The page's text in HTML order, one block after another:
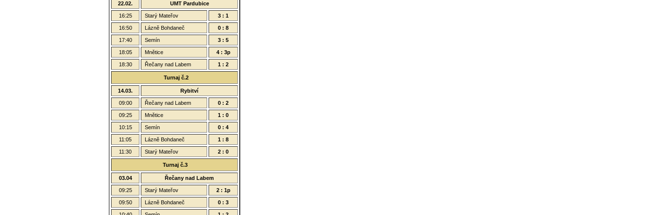
22.02. UMT Pardubice
16:25 Starý Mateřov 3 : 1
16:50 Lázně Bohdaneč 0 : 8
17:40 Semín 3 : 5
18:05 Mnětice 4 : 3p
18:30 Řečany nad Labem 1 : 2
Turnaj č.2
14.03. Rybitví
09:00 Řečany nad Labem 0 : 2
09:25 Mnětice 1 : 0
10:15 Semín 0 : 4
11:05 Lázně Bohdaneč 1 : 8
11:30 Starý Mateřov 2 : 0
Turnaj č.3
03.04 Řečany nad Labem
09:25 Starý Mateřov 2 : 1p
09:50 Lázně Bohdaneč 0 : 3